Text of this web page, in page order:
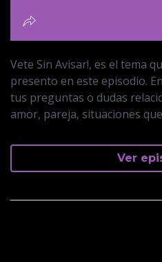
Vete Sin Avisar!, es el tema
presento en este episodio.
tus preguntas o dudas
amor, pareja, situaciones
Ver